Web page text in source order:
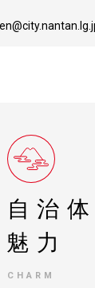
治
魅力
CHARM